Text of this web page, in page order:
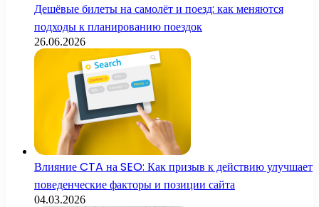
Дешёвые билеты на самолёт и поезд: как меняются
подходы к планированию поездок
26.06.2026
Влияние CTA на SEO: Как призыв к действию улучшает
поведенческие факторы и позиции сайта
04.03.2026